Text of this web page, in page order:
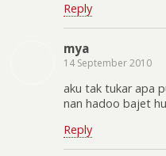
Reply
mya
14 September 2010
aku tak tukar apa
nan hadoo bajet
Reply